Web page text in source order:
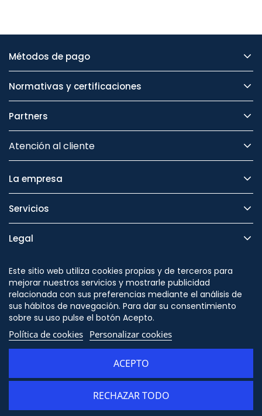
Métodos de pago
Normativas y certificaciones
Partners
Atención al cliente
La empresa
Servicios
Legal
Seguridad
Este sitio web utiliza cookies propias y de terceros para
mejorar nuestros servicios y mostrarle publicidad
relacionada con sus preferencias mediante el análisis de
sus hábitos de navegación. Para dar su consentimiento
sobre su uso pulse el botón Acepto.
Política de cookies Personalizar cookies
RECHAZAR TODO
ACEPTO
Síguenos en